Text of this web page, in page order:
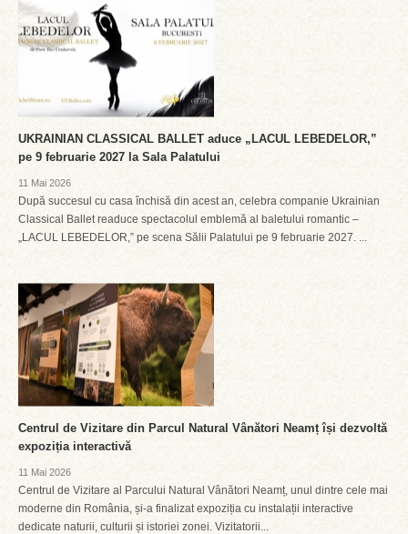
UKRAINIAN CLASSICAL BALLET aduce „LACUL LEBEDELOR,”
pe 9 februarie 2027 la Sala Palatului
11 Mai 2026
După succesul cu casa închisă din acest an, celebra companie Ukrainian
Classical Ballet readuce spectacolul emblemă al baletului romantic –
„LACUL LEBEDELOR,” pe scena Sălii Palatului pe 9 februarie 2027. ...
Centrul de Vizitare din Parcul Natural Vânători Neamț își dezvoltă
expoziția interactivă
11 Mai 2026
Centrul de Vizitare al Parcului Natural Vânători Neamț, unul dintre cele mai
moderne din România, și-a finalizat expoziția cu instalații interactive
dedicate naturii, culturii și istoriei zonei. Vizitatorii...